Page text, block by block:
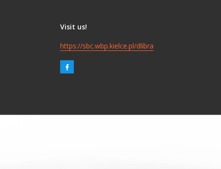
Visit us!
https://sbc.wbp.kielce.pl/dlibra